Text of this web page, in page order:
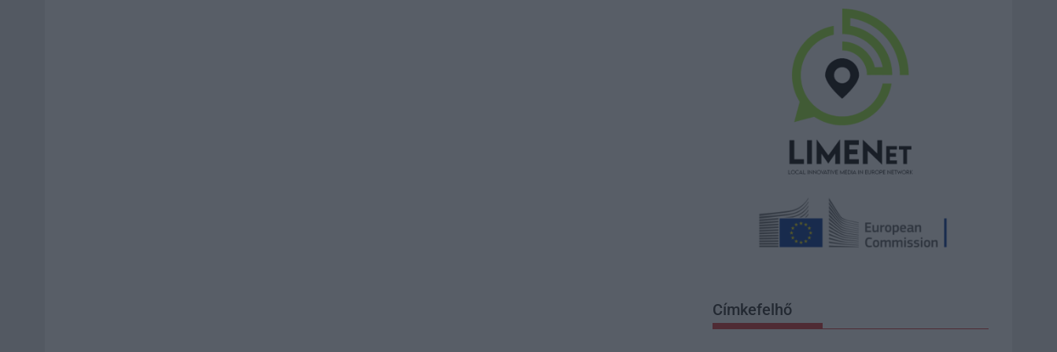
Címkefelhő